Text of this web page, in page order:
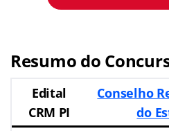
Resumo do
Edital
CRM PI
Conselho
do